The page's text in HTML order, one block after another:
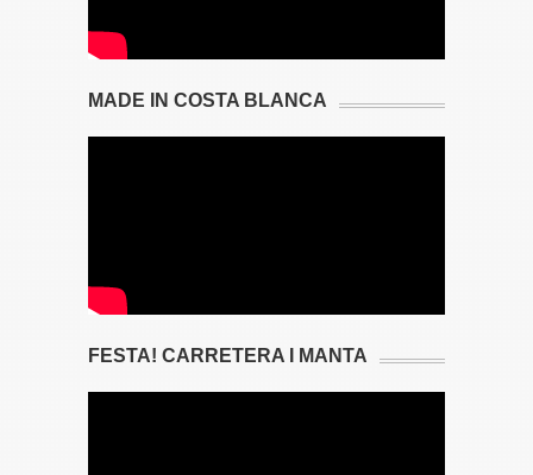
MADE IN COSTA BLANCA
FESTA! CARRETERA I MANTA